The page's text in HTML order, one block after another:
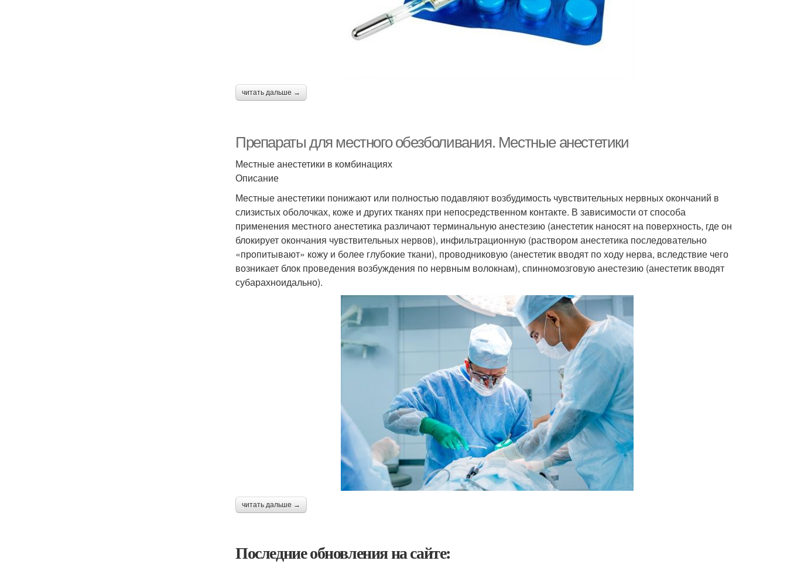
читать дальше →
Препараты для местного обезболивания. Местные анестетики
Местные анестетики в комбинациях
Описание
Местные анестетики понижают или полностью подавляют возбудимость чувствительных нервных окончаний в
слизистых оболочках, коже и других тканях при непосредственном контакте. В зависимости от способа
применения местного анестетика различают терминальную анестезию (анестетик наносят на поверхность, где он
блокирует окончания чувствительных нервов), инфильтрационную (раствором анестетика последовательно
«пропитывают» кожу и более глубокие ткани), проводниковую (анестетик вводят по ходу нерва, вследствие чего
возникает блок проведения возбуждения по нервным волокнам), спинномозговую анестезию (анестетик вводят
субарахноидально).
читать дальше →
Последние обновления на сайте: